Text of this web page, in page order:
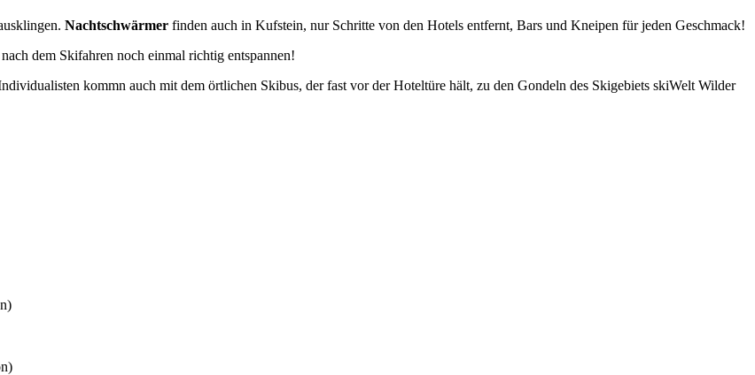
Nachtschwärmer finden auch in Kufstein, nur Schritte von den Hotels entfernt, Bars und Kneipen für jeden Geschmack!
nach dem Skifahren noch einmal richtig entspannen!
kommn auch mit dem örtlichen Skibus, der fast vor der Hoteltüre hält, zu den Gondeln des Skigebiets skiWelt Wilder